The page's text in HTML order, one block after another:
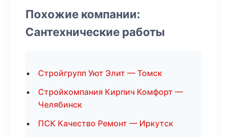
Похожие компании:
Сантехнические работы
Стройгрупп Уют Элит — Томск
Стройкомпания Кирпич Комфорт —
Челябинск
ПСК Качество Ремонт — Иркутск